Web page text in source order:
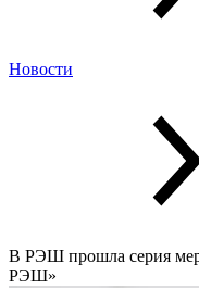
Новости
В РЭШ прошла серия
РЭШ»